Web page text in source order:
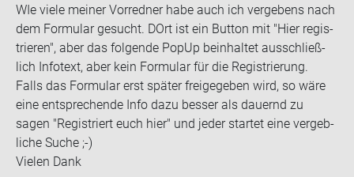
WIe viele mei­ner Vor­red­ner habe auch ich ver­ge­bens nach
dem For­mu­lar ge­sucht. DOrt ist ein But­ton mit "Hier re­gis­
trie­ren", aber das fol­gen­de PopUp be­inhal­tet aus­schließ­
lich In­fo­text, aber kein For­mu­lar für die Re­gis­trie­rung.
Falls das For­mu­lar erst spä­ter frei­ge­ge­ben wird, so wäre
eine ent­spre­chen­de Info dazu bes­ser als dau­ernd zu
sagen "Re­gis­triert euch hier" und jeder star­tet eine ver­geb­
li­che Suche ;-)
Vie­len Dank